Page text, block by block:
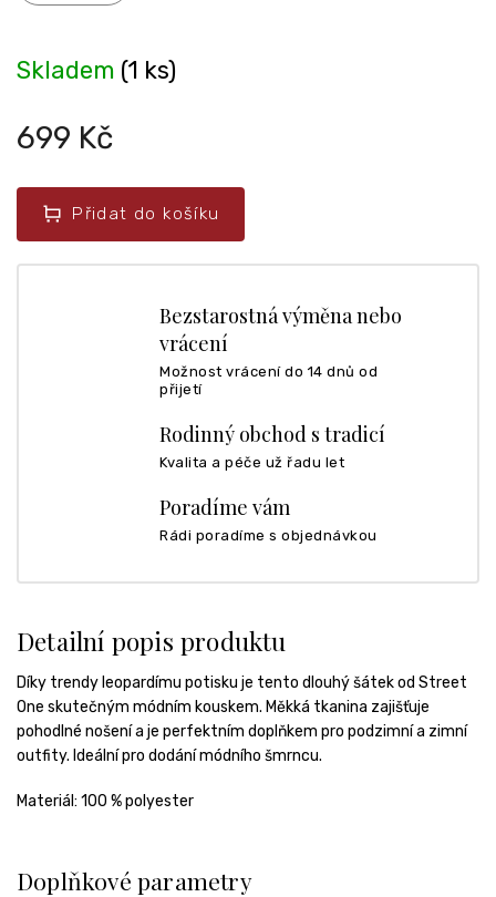
699 Kč
Skladem (1 ks)
Přidat do košíku
Bezstarostná výměna nebo
vrácení
Možnost vrácení do 14 dnů od
přijetí
Rodinný obchod s tradicí
Kvalita a péče už řadu let
Poradíme vám
Rádi poradíme s objednávkou
Detailní popis produktu
Díky trendy leopardímu potisku je tento dlouhý šátek od Street
One skutečným módním kouskem. Měkká tkanina zajišťuje
pohodlné nošení a je perfektním doplňkem pro podzimní a zimní
outfity. Ideální pro dodání módního šmrncu.
Materiál: 100 % polyester
Doplňkové parametry